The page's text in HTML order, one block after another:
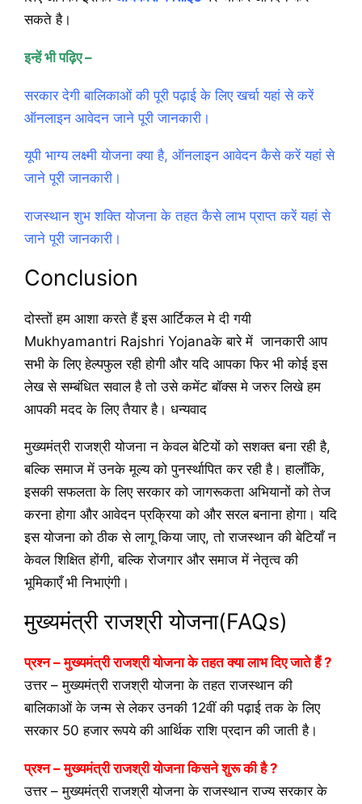
सकते है।
इन्हें भी पढ़िए –
सरकार देगी बालिकाओं की पूरी पढ़ाई के लिए खर्चा यहां से करें
ऑनलाइन आवेदन जाने पूरी जानकारी।
यूपी भाग्य लक्ष्मी योजना क्या है, ऑनलाइन आवेदन कैसे करें यहां से
जाने पूरी जानकारी।
राजस्थान शुभ शक्ति योजना के तहत कैसे लाभ प्राप्त करें यहां से
जाने पूरी जानकारी।
Conclusion
दोस्तों हम आशा करते हैं इस आर्टिकल मे दी गयी
Mukhyamantri Rajshri Yojanaके बारे में जानकारी आप
सभी के लिए हेल्पफुल रही होगी और यदि आपका फिर भी कोई इस
लेख से सम्बंधित सवाल है तो उसे कमेंट बॉक्स मे जरुर लिखे हम
आपकी मदद के लिए तैयार है। धन्यवाद
मुख्यमंत्री राजश्री योजना न केवल बेटियों को सशक्त बना रही है,
बल्कि समाज में उनके मूल्य को पुनर्स्थापित कर रही है। हालाँकि,
इसकी सफलता के लिए सरकार को जागरूकता अभियानों को तेज
करना होगा और आवेदन प्रक्रिया को और सरल बनाना होगा। यदि
इस योजना को ठीक से लागू किया जाए, तो राजस्थान की बेटियाँ न
केवल शिक्षित होंगी, बल्कि रोजगार और समाज में नेतृत्व की
भूमिकाएँ भी निभाएंगी।
मुख्यमंत्री राजश्री योजना(FAQs)
प्रश्न – मुख्यमंत्री राजश्री योजना के तहत क्या लाभ दिए जाते हैं ?
उत्तर – मुख्यमंत्री राजश्री योजना के तहत राजस्थान की
बालिकाओं के जन्म से लेकर उनकी 12वीं की पढ़ाई तक के लिए
सरकार 50 हजार रूपये की आर्थिक राशि प्रदान की जाती है।
प्रश्न – मुख्यमंत्री राजश्री योजना किसने शुरू की है ?
उत्तर – मुख्यमंत्री राजश्री योजना के राजस्थान राज्य सरकार के